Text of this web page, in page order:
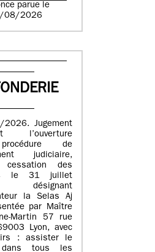
parue le
08/2026
Jugement
l’ouverture
de
judiciaire,
des
le 31 juillet
désignant
la Selas Aj
par Maître
Martin 57 rue
Lyon, avec
: assister le
dans tous les